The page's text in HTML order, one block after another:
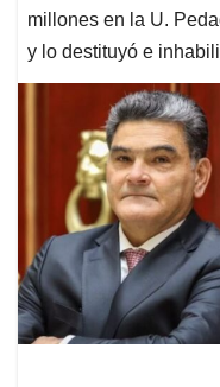
millones en la U.
y lo destituyó e